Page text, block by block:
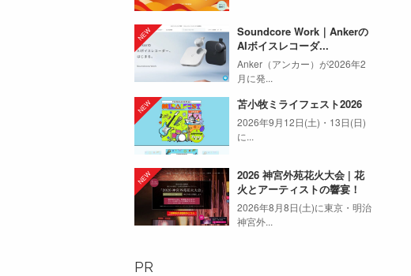
Soundcore Work｜Ankerの
AIボイスレコーダ...
Anker（アンカー）が2026年2
月に発...
苫小牧ミライフェスト2026
2026年9月12日(土)・13日(日)
に...
2026 神宮外苑花火大会 | 花
火とアーティストの響宴！
2026年8月8日(土)に東京・明治
神宮外...
PR